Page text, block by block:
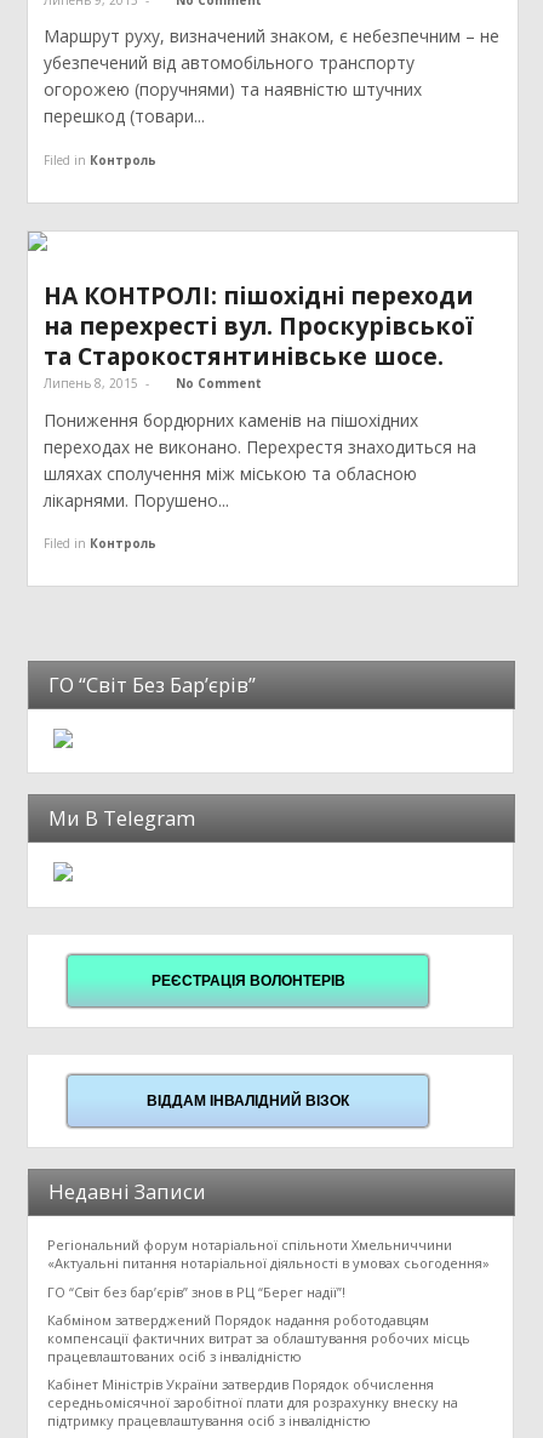
Маршрут руху, визначений знаком, є небезпечним – не
убезпечений від автомобільного транспорту
огорожею (поручнями) та наявністю штучних
перешкод (товари...
Filed in Контроль
НА КОНТРОЛІ: пішохідні переходи
на перехресті вул. Проскурівської
та Старокостянтинівське шосе.
Липень 8, 2015 - No Comment
Пониження бордюрних каменів на пішохідних
переходах не виконано. Перехрестя знаходиться на
шляхах сполучення між міською та обласною
лікарнями. Порушено...
Filed in Контроль
ГО “Світ Без Бар’єрів”
Ми В Telegram
РЕЄСТРАЦІЯ ВОЛОНТЕРІВ
ВІДДАМ ІНВАЛІДНИЙ ВІЗОК
Недавні Записи
Регіональний форум нотаріальної спільноти Хмельниччини
«Актуальні питання нотаріальної діяльності в умовах сьогодення»
ГО “Світ без бар’єрів” знов в РЦ “Берег надії”!
Кабміном затверджений Порядок надання роботодавцям
компенсації фактичних витрат за облаштування робочих місць
працевлаштованих осіб з інвалідністю
Кабінет Міністрів України затвердив Порядок обчислення
середньомісячної заробітної плати для розрахунку внеску на
підтримку працевлаштування осіб з інвалідністю